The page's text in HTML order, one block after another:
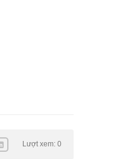
Lượt xem: 0